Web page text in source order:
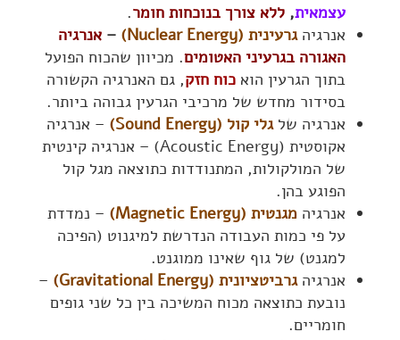
עצמאית, ללא צורך בנוכחות חומר.
אנרגיהגרעינית (Nuclear Energy) – אנרגיה
האגורה בגרעיני האטומים. מכיוון שהכוח הפועל
בתוך הגרעין הוא כוח חזק, גם האנרגיה הקשורה
בסידור מחדש של מרכיבי הגרעין גבוהה ביותר.
אנרגיה שלגלי קול (Sound Energy)
– אנרגיה
אקוסטית (Acoustic Energy) – אנרגיה קינטית
של המולקולות, המתנודדות כתוצאה מגל קול
הפוגע בהן.
אנרגיה מגנטית (Magnetic Energy)
– נמדדת
על פי כמות העבודה הנדרשת למיגנוט (הפיכה
למגנט) של גוף שאינו ממוגנט.
אנרגיהגרביטציונית (Gravitational Energy)
–
נובעת כתוצאה מכוח המשיכה בין כל שני גופים
חומריים.